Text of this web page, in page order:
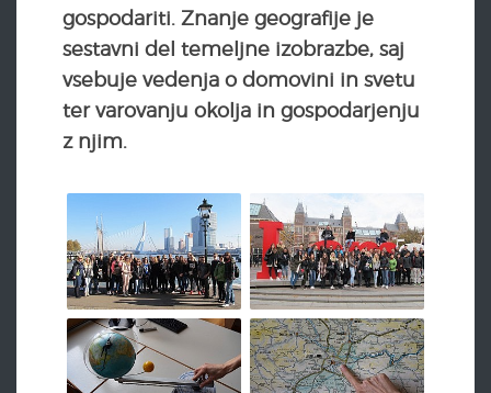
gospodariti. Znanje geografije je
sestavni del temeljne izobrazbe, saj
vsebuje vedenja o domovini in svetu
ter varovanju okolja in gospodarjenju
z njim.